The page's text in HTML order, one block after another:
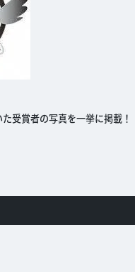
受賞者の写真を一挙に掲載！